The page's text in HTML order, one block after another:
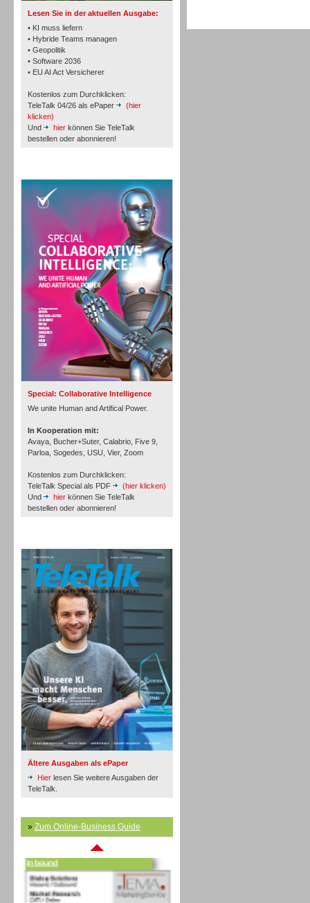
Lesen Sie in der aktuellen Ausgabe:
• KI muss liefern
• Hybride Teams managen
• Geopolitik
• Software 2036
• EU AI Act Versicherer
Kostenlos zum Durchklicken:
TeleTalk 04/26 als ePaper
(hier
klicken)
Und
hier können Sie TeleTalk
bestellen oder abonnieren!
Special: Collaborative Intelligence
We unite Human and Artifical Power.
In Kooperation mit:
Avaya, Bucher+Suter, Calabrio, Five 9,
Parloa, Sogedes, USU, Vier, Zoom
Kostenlos zum Durchklicken:
TeleTalk Special als PDF
(hier klicken)
Und
hier können Sie TeleTalk
bestellen oder abonnieren!
Ältere Ausgaben als ePaper
Hier lesen Sie weitere Ausgaben der
TeleTalk.
» Zum Online-Business Guide
Workforce-Management
Personal
Inbound
Inbound
Inbound